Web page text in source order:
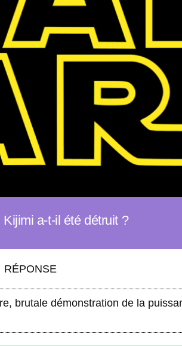
a-t-il été détruit ?
RÉPONSE
brutale démonstration de la